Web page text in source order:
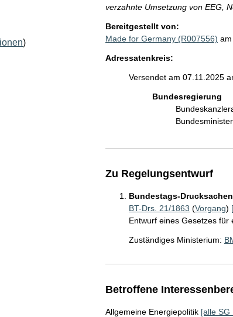
)
verzahnte Umsetzung von EEG,
Bereitgestellt von:
Made for Germany (R007556)
Adressatenkreis:
Versendet am 07.11.2025
Bundesregierung
Zu Regelungsentwurf
Bundestags-
BT-Drs. 21/1863 (Vorgang)
Entwurf eines Gesetzes
Zuständiges Ministerium:
Betroffene
Allgemeine Energiepolitik [alle SG